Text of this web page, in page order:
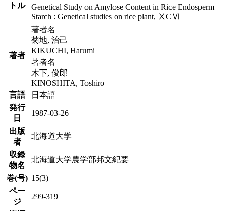
トル
Genetical Study on Amylose Content in Rice Endosperm
Starch : Genetical studies on rice plant, ⅩCⅥ
著者
著者名
菊地, 治己
KIKUCHI, Harumi
著者名
木下, 俊郎
KINOSHITA, Toshiro
言語
日本語
発行
日
1987-03-26
出版
者
北海道大学
収録
物名
北海道大学農学部邦文紀要
巻(号) 15(3)
ペー
ジ
299-319